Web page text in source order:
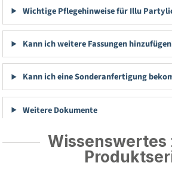
Wichtige Pflegehinweise für Illu
Kann ich weitere Fassungen
Kann ich eine Sonderanfertigung
Weitere Dokumente
Wissenswertes